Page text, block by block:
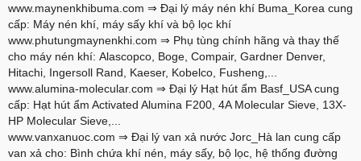
www.maynenkhibuma.com ⇒ Đại lý máy nén khí Buma_Korea cung
cấp: Máy nén khí, máy sấy khí và bộ lọc khí
www.phutungmaynenkhi.com ⇒ Phụ tùng chính hãng và thay thế
cho máy nén khí: Alascopco, Boge, Compair, Gardner Denver,
Hitachi, Ingersoll Rand, Kaeser, Kobelco, Fusheng,...
www.alumina-molecular.com ⇒ Đại lý Hạt hút ẩm Basf_USA cung
cấp: Hạt hút ẩm Activated Alumina F200, 4A Molecular Sieve, 13X-
HP Molecular Sieve,...
www.vanxanuoc.com ⇒ Đại lý van xả nước Jorc_Hà lan cung cấp
van xả cho: Bình chứa khí nén, máy sấy, bộ lọc, hệ thống đường